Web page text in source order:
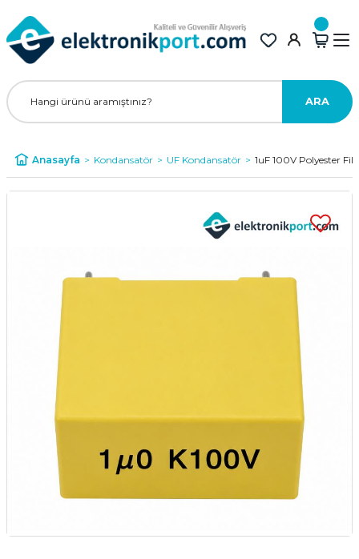
ARA
Anasayfa Kondansatör UF Kondansatör 1uF 100V Polyester